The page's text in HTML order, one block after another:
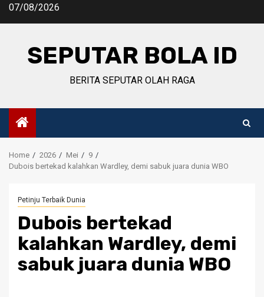
Skip07/08/2026
SEPUTAR BOLA ID
BERITA SEPUTAR OLAH RAGA
Home 2026 Mei
9
Dubois bertekad kalahkan Wardley, demi sabuk juara dunia WBO
Petinju Terbaik Dunia
Dubois bertekad
kalahkan Wardley, demi
sabuk juara dunia WBO